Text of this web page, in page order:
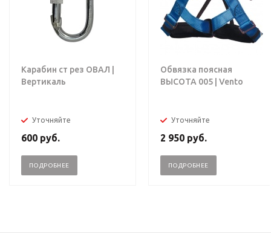
Карабин ст рез ОВАЛ |
Вертикаль
Уточняйте
600 руб.
ПОДРОБНЕЕ
Обвязка поясная
ВЫСОТА 005 | Vento
Уточняйте
2 950 руб.
ПОДРОБНЕЕ